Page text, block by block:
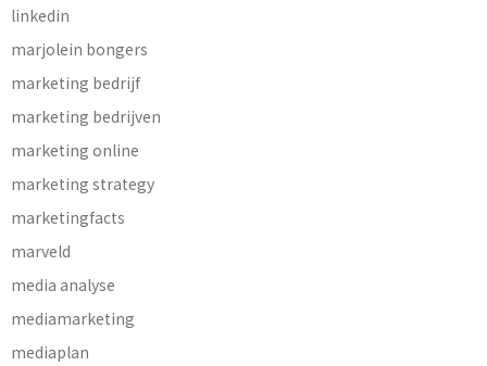
linkedin
marjolein bongers
marketing bedrijf
marketing bedrijven
marketing online
marketing strategy
marketingfacts
marveld
media analyse
mediamarketing
mediaplan